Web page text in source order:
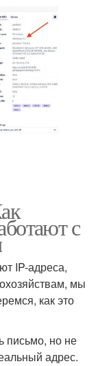
с
IP-адреса,
мы
как это
письмо, но не
адрес.